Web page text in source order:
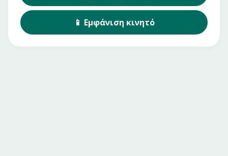
📱 Εμφάνιση κινητό